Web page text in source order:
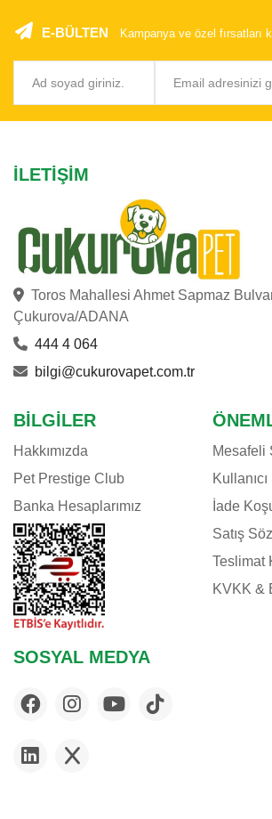
E-BÜLTEN Kampanya ve özel fırsatları
İLETIŞIM
Toros Mahallesi Ahmet Sapmaz
Çukurova/ADANA
444 4 064
bilgi@cukurovapet.com.tr
BILGILER
Hakkımızda
Pet Prestige Club
Banka Hesaplarımız
Mesafeli
İade
Satış
Teslimat
KVKK &
SOSYAL MEDYA